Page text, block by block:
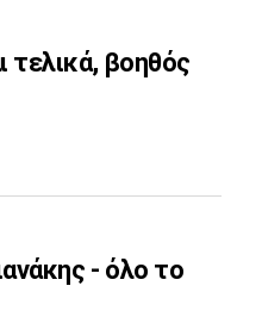
βοηθός
- όλο το